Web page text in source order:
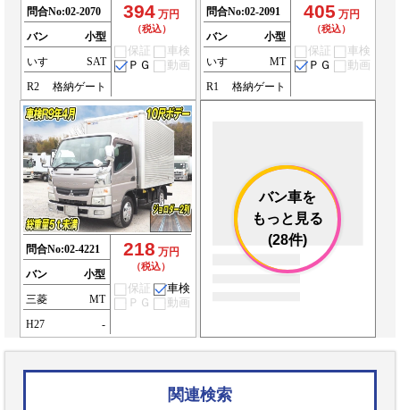
問合No:02-2070
バン
小型
いすゞ
SAT
R2
格納ゲート
394 万円
（税込）
保証
車検
ＰＧ
動画
問合No:02-2091
バン
小型
いすゞ
MT
R1
格納ゲート
405 万円
（税込）
保証
車検
ＰＧ
動画
問合No:02-4221
バン
小型
三菱
MT
H27
-
218 万円
（税込）
保証
車検
ＰＧ
動画
バン車を
もっと見る
(28件)
関連検索